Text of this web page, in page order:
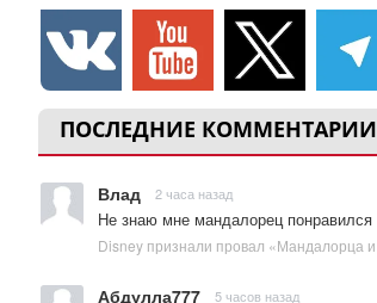
ПОСЛЕДНИЕ КОММЕНТАРИИ
Влад 2 часа назад
Не знаю мне мандалорец понравился
Абдулла777 5 часов назад